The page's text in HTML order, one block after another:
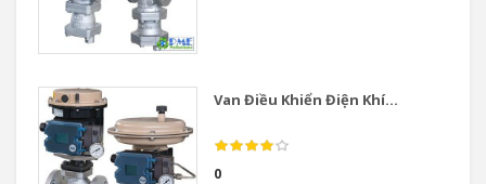
Van Điều Khiển Điện Khí...
0